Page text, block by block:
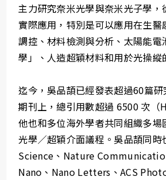
主力研究奈米光學與奈米光子學，
實際應用，特別是可以應用在生醫
調控、材料檢測與分析、太陽能電
學」、人造超穎材料和用於光操縱
迄今，吳品頡已經發表超過60篇
期刊上，總引用數超過 6500 次（
他也和多位海外學者共同組織多場
光學／超穎介面議程。吳品頡同時
Science、Nature
Nano、Nano Letters、ACS